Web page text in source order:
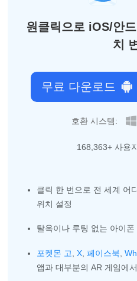
원클릭으로 iOS/안
치
무료 다운로드
호환 시스템:
168,368+ 사용
클릭 한 번으로 전 세계 어
위치 설정
탈옥이나 루팅 없는 아이폰
포켓몬 고 ,X ,페이스북 ,
앱과 대부분의 AR 게임에